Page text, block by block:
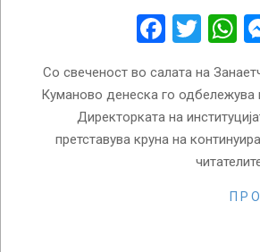
Со свеченост во салата на
Куманово денеска го одбележува
Директорката на
претставува круна на